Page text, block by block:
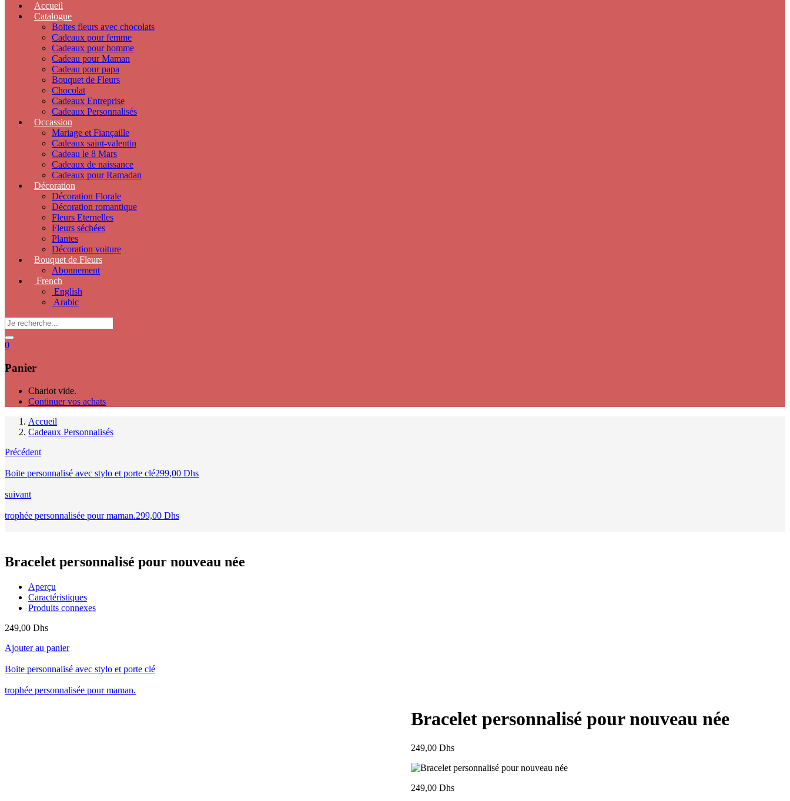
Accueil
Catalogue
Boites fleurs avec chocolats
Cadeaux pour femme
Cadeaux pour homme
Cadeau pour Maman
Cadeau pour papa
Bouquet de Fleurs
Chocolat
Cadeaux Entreprise
Cadeaux Personnalisés
Occassion
Mariage et Fiançaille
Cadeaux saint-valentin
Cadeau le 8 Mars
Cadeaux de naissance
Cadeaux pour Ramadan
Décoration
Décoration Florale
Décoration romantique
Fleurs Eternelles
Fleurs séchées
Plantes
Décoration voiture
Bouquet de Fleurs
Abonnement
French
English
Arabic
0
Panier
Chariot vide.
Continuer vos achats
Accueil
Cadeaux Personnalisés
Précédent
Boite personnalisé avec stylo et porte clé299,00 Dhs
suivant
trophée personnalisée pour maman.299,00 Dhs
Bracelet personnalisé pour nouveau née
Aperçu
Caractéristiques
Produits connexes
249,00 Dhs
Ajouter au panier
Boite personnalisé avec stylo et porte clé
trophée personnalisée pour maman.
Bracelet personnalisé pour nouveau née
249,00 Dhs
249,00 Dhs